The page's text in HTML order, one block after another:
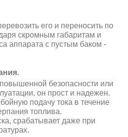
его и переносить по
скромным габаритам и
аппарата с пустым баком -
безопасности или
он прост и надежен.
подачу тока в течение
топлива.
срабатывает даже при